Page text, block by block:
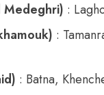
Medeghri) :
:
: Batna,